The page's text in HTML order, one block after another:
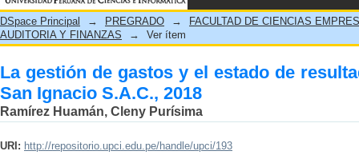
DSpace Principal → PREGRADO →
FACULTAD DE CIENCIAS
AUDITORIA Y FINANZAS
→ Ver ítem
La gestión de gastos y el estado de
San Ignacio S.A.C., 2018
Ramírez Huamán, Cleny Purísima
URI: http://repositorio.upci.edu.pe/handle/upci/193